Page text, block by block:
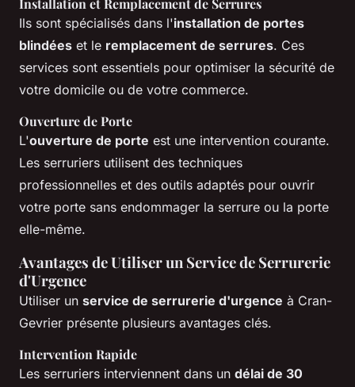
Installation et Remplacement de Serrures
Ils sont spécialisés dans l'installation de portes
blindées et le remplacement de serrures. Ces
services sont essentiels pour optimiser la sécurité de
votre domicile ou de votre commerce.
Ouverture de Porte
L'ouverture de porte est une intervention courante.
Les serruriers utilisent des techniques
professionnelles et des outils adaptés pour ouvrir
votre porte sans endommager la serrure ou la porte
elle-même.
Avantages de Utiliser un Service de Serrurerie
d'Urgence
Utiliser un service de serrurerie d'urgence à Cran-
Gevrier présente plusieurs avantages clés.
Intervention Rapide
Les serruriers interviennent dans un délai de 30